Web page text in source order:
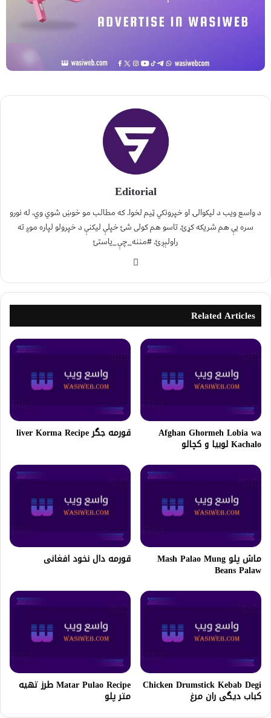
Editorial
د واسع ویب د لیکوالۍ او خپرونکي ټیم لخوا. که مطالب مو خوښ شوي وي، له نورو
سره یې هم شریکه کړئ. تاسو هم کولی شئ خپلې لیکنې د خپرولو لپاره موږ ته
راولېږئ. #مننه_چې_یاستئ
Related Articles
Afghan Ghormeh Lobia wa
Kachalo لوبیا و کچالو
قورمه جگر liver Korma Recipe
ماش پلو Mash Palao Mung
Beans Palaw
قورمه دال نخود افغانى
Chicken Drumstick Kebab Degi
کباب دیگی ران مرغ
Matar Pulao Recipe طرز تهیه
متر پلو